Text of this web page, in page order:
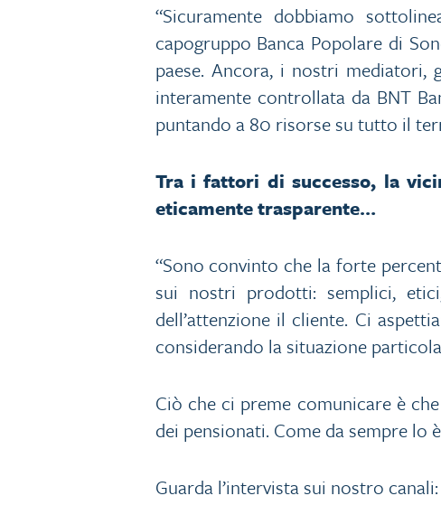
“Sicuramente dobbiamo
capogruppo Banca Popolare di
paese. Ancora, i nostri mediatori,
interamente controllata da BNT
puntando a 80 risorse su tutto il
Tra i fattori di successo, la
eticamente trasparente…
“Sono convinto che la forte
sui nostri prodotti: semplici,
dell’attenzione il cliente. Ci
considerando la situazione
Ciò che ci preme comunicare è
dei pensionati. Come da sempre lo
Guarda l’intervista sui nostro canali: